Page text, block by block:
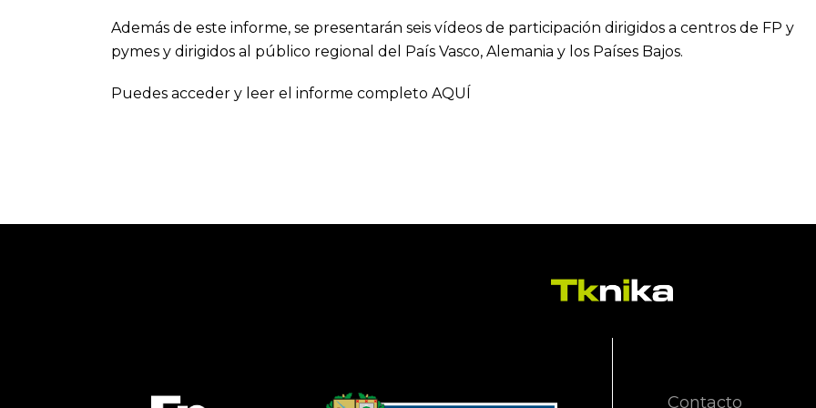
Además de este informe, se presentarán seis vídeos de participación dirigidos a centros de FP y
pymes y dirigidos al público regional del País Vasco, Alemania y los Países Bajos.
Puedes acceder y leer el informe completo AQUÍ
Contacto